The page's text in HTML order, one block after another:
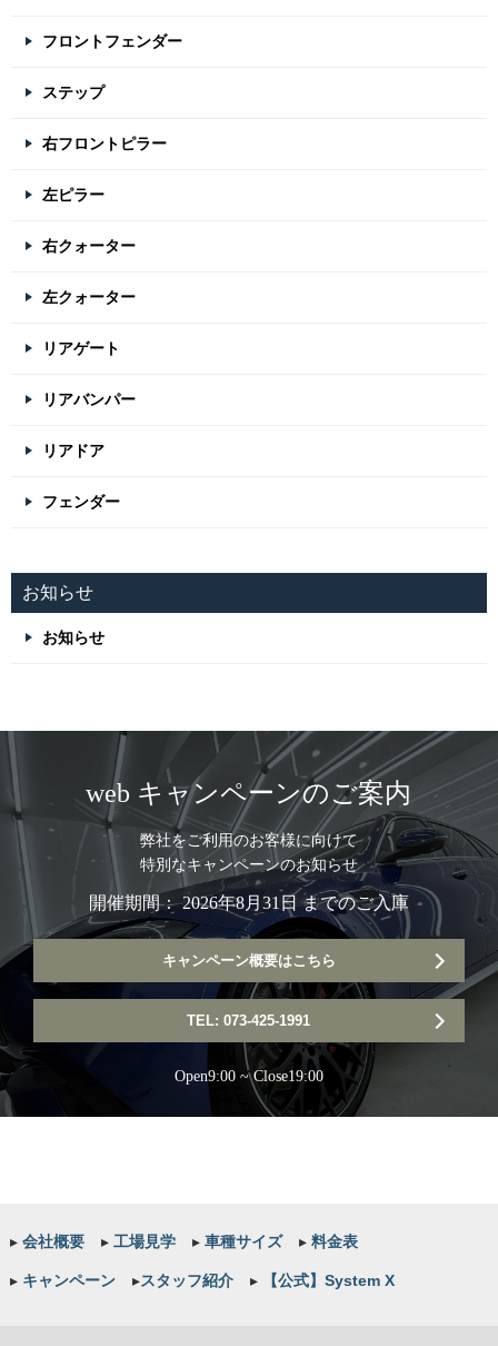
フロントフェンダー
ステップ
右フロントピラー
左ピラー
右クォーター
左クォーター
リアゲート
リアバンパー
リアドア
フェンダー
お知らせ
お知らせ
web キャンペーンのご案内
弊社をご利用のお客様に向けて
特別なキャンペーンのお知らせ
開催期間： 2026年8月31日 までのご入庫
キャンペーン概要はこちら
TEL: 073-425-1991
Open9:00 ~ Close19:00
▸会社概要 ▸工場見学 ▸車種サイズ ▸料金表
▸キャンペーン ▸スタッフ紹介 ▸【公式】System X